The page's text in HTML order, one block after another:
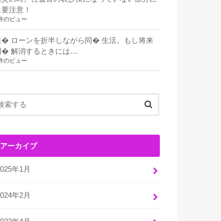
注意！
のビュー
� ローンを折半しながら同� 生活。もし将来
� 解消するときには…
のビュー
アーカイブ
年1月
年2月